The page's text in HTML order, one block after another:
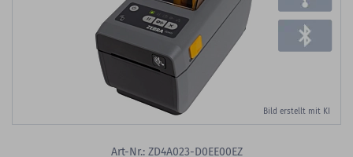
Bild erstellt mit KI
Art-Nr.: ZD4A023-D0EE00EZ